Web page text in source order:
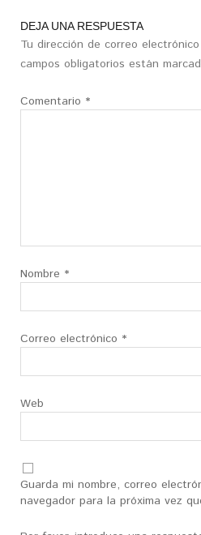
DEJA UNA RESPUESTA
Tu dirección de correo
campos obligatorios están
Comentario *
Nombre *
Correo electrónico *
Web
Guarda mi nombre, correo
navegador para la próxima vez